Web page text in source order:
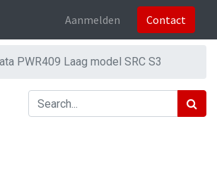
Aanmelden Contact
PWR409 Laag model SRC S3